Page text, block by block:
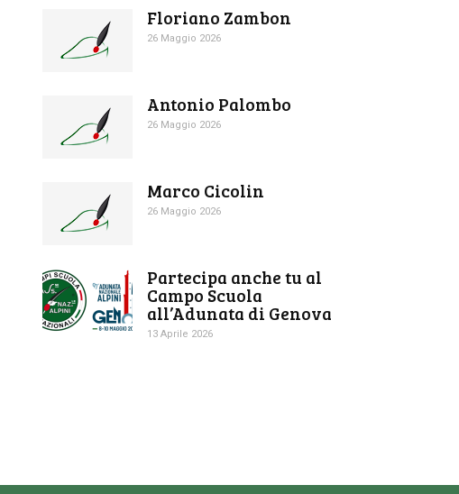
Floriano Zambon
26 Maggio 2026
Antonio Palombo
26 Maggio 2026
Marco Cicolin
26 Maggio 2026
Partecipa anche tu al
Campo Scuola
all’Adunata di Genova
13 Aprile 2026